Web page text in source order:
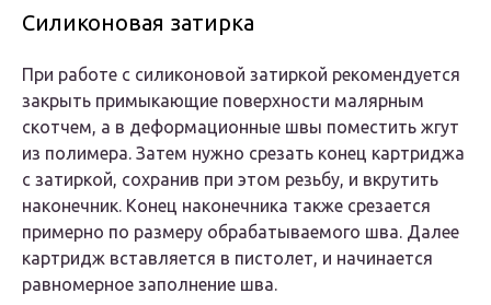
Силиконовая затирка
При работе с силиконовой затиркой рекомендуется
закрыть примыкающие поверхности малярным
скотчем, а в деформационные швы поместить жгут
из полимера. Затем нужно срезать конец картриджа
с затиркой, сохранив при этом резьбу, и вкрутить
наконечник. Конец наконечника также срезается
примерно по размеру обрабатываемого шва. Далее
картридж вставляется в пистолет, и начинается
равномерное заполнение шва.